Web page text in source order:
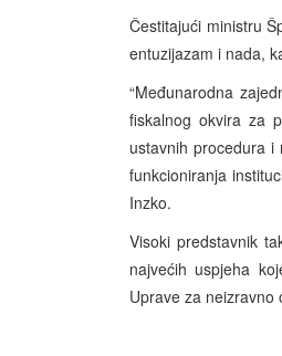
Čestitajući ministru
entuzijazam i nada,
“Međunarodna
fiskalnog okvira za
ustavnih procedura
funkcioniranja
Inzko.
Visoki predstavnik
najvećih uspjeha
Uprave za neizravno